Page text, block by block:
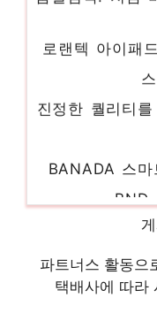
로랜텍 아이패
진정한 퀄리티
BANADA 스
놀라운 당신을
21센추리 업
파트너스 활동으
택배사에 따라